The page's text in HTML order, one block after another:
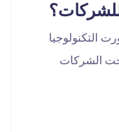
التكنولوجيا
الشركات